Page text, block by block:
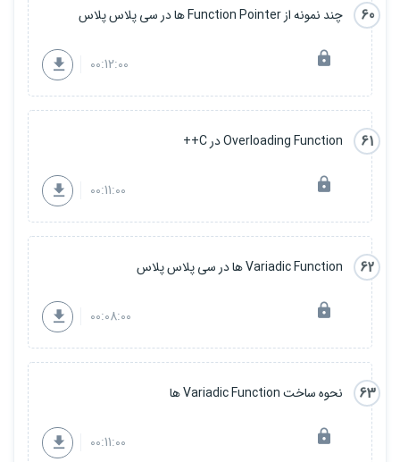
60 چند نمونه از Function Pointer ها در سی پلاس پلاس
00:12:00
61 Overloading Function در C++
00:11:00
62 Variadic Function ها در سی پلاس پلاس
00:08:00
63 نحوه ساخت Variadic Function ها
00:11:00